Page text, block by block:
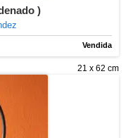
)
Vendida
21 x 62 cm